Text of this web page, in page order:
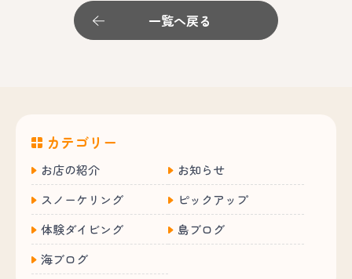
一覧へ戻る
カテゴリー
お店の紹介
お知らせ
スノーケリング
ピックアップ
体験ダイビング
島ブログ
海ブログ